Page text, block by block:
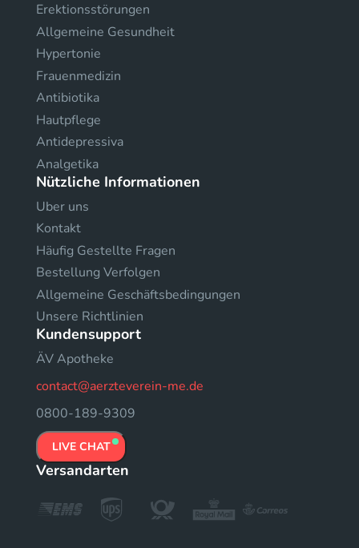
Erektionsstörungen
Allgemeine Gesundheit
Hypertonie
Frauenmedizin
Antibiotika
Hautpflege
Antidepressiva
Analgetika
Nützliche Informationen
Uber uns
Kontakt
Häufig Gestellte Fragen
Bestellung Verfolgen
Allgemeine Geschäftsbedingungen
Unsere Richtlinien
Kundensupport
ÄV Apotheke
contact@aerzteverein-me.de
0800-189-9309
LIVE CHAT
Versandarten